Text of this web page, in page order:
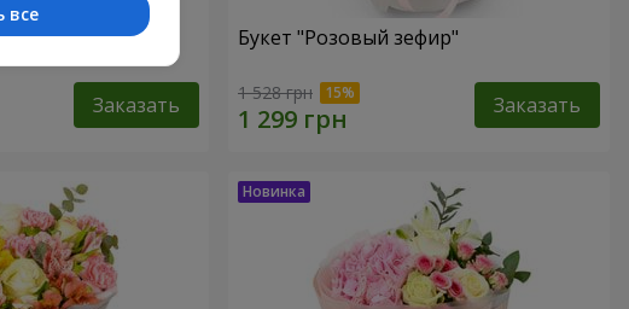
Заказать
Букет "Розовый зефир"
1 528 грн Заказать
все